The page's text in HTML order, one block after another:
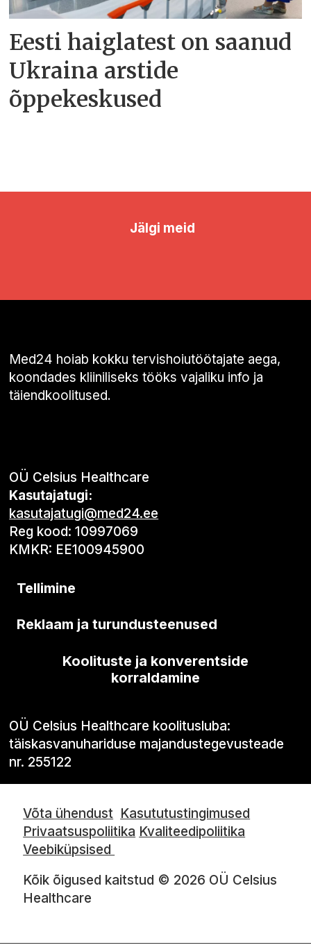
Eesti haiglatest on saanud
Ukraina arstide
õppekeskused
Jälgi meid
Med24 hoiab kokku tervishoiutöötajate aega,
koondades kliiniliseks tööks vajaliku info ja
täiendkoolitused.
OÜ Celsius Healthcare
Kasutajatugi:
kasutajatugi@med24.ee
Reg kood: 10997069
KMKR: EE100945900
Tellimine
Reklaam ja turundusteenused
Koolituste ja konverentside
korraldamine
OÜ Celsius Healthcare koolitusluba:
täiskasvanuhariduse majandustegevusteade
nr. 255122
Võta ühendust Kasututustingimused
Privaatsuspoliitika Kvaliteedipoliitika
Veebiküpsised
Kõik õigused kaitstud © 2026 OÜ Celsius
Healthcare